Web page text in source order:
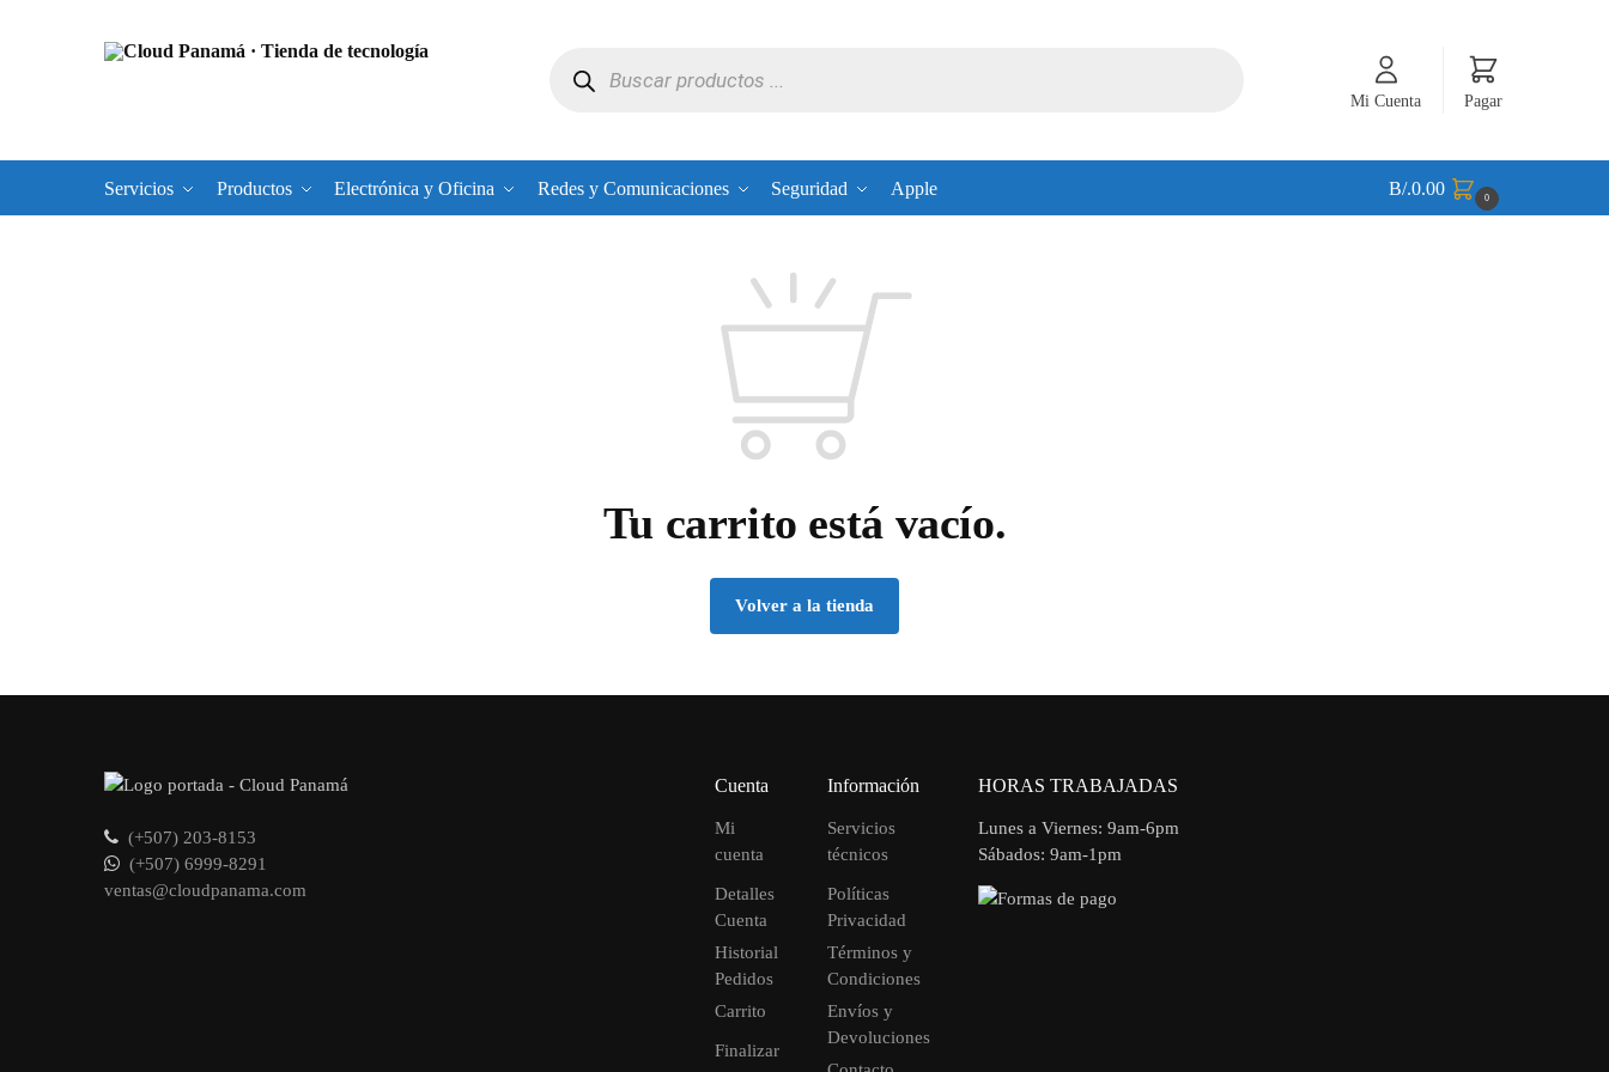
Mi Cuenta Pagar
Servicios Productos Electrónica y Oficina Redes y Comunicaciones Seguridad Apple B/.0.00 0
Tu carrito está vacío.
Volver a la tienda
(+507) 203-8153
(+507) 6999-8291
ventas@cloudpanama.com
Cuenta
Mi
cuenta
Detalles
Cuenta
Historial
Pedidos
Carrito
Finalizar
Información
Servicios
técnicos
Políticas
Privacidad
Términos y
Condiciones
Envíos y
Devoluciones
HORAS TRABAJADAS
Lunes a Viernes: 9am-6pm
Sábados: 9am-1pm